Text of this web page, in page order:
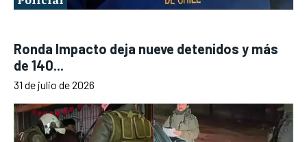
Ronda Impacto deja nueve detenidos y más
de 140...
31 de julio de 2026